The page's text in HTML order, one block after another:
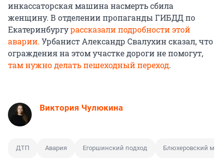
инкассаторская машина насмерть сбила
женщину. В отделении пропаганды ГИБДД по
Екатеринбургурассказали подробности этой
аварии. Урбанист Александр Свалухин сказал, что
ограждения на этом участке дороги не помогут,
там нужно делать пешеходный переход.
Виктория Чулюкина
ДТП Авария Егоршинский подход Блюхеровский